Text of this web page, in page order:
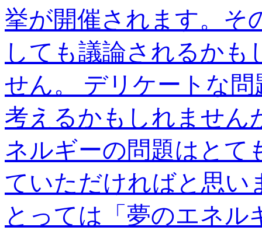
挙が開催されます。そ
しても議論されるか
せん。 デリケートな
考えるかもしれません
ネルギーの問題はとて
ていただければと思い
とっては「夢のエネ